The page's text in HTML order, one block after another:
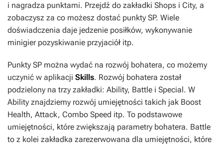
i nagradza punktami. Przejdź do zakładki Shops i City, a
zobaczysz za co możesz dostać punkty SP. Wiele
doświadczenia daje jedzenie posiłków, wykonywanie
minigier pozyskiwanie przyjaciół itp.
Punkty SP można wydać na rozwój bohatera, co możemy
uczynić w aplikacji Skills. Rozwój bohatera został
podzielony na trzy zakładki: Ability, Battle i Special. W
Ability znajdziemy rozwój umiejętności takich jak Boost
Health, Attack, Combo Speed itp. To podstawowe
umiejętności, które zwiększają parametry bohatera. Battle
to z kolei zakładka zarezerwowana dla umiejętności, które